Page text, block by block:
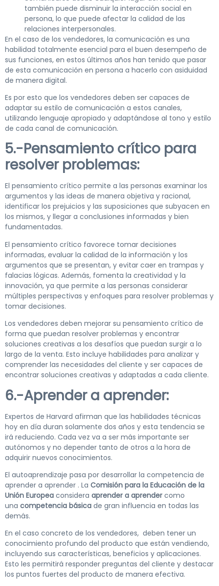
también puede disminuir la interacción social en
persona, lo que puede afectar la calidad de las
relaciones interpersonales.
En el caso de los vendedores, la comunicación es una
habilidad totalmente esencial para el buen desempeño de
sus funciones, en estos últimos años han tenido que pasar
de esta comunicación en persona a hacerlo con asiduidad
de manera digital.
Es por esto que los vendedores deben ser capaces de
adaptar su estilo de comunicación a estos canales,
utilizando lenguaje apropiado y adaptándose al tono y estilo
de cada canal de comunicación.
5.-Pensamiento crítico para
resolver problemas:
El pensamiento crítico permite a las personas examinar los
argumentos y las ideas de manera objetiva y racional,
identificar los prejuicios y las suposiciones que subyacen en
los mismos, y llegar a conclusiones informadas y bien
fundamentadas.
El pensamiento crítico favorece tomar decisiones
informadas, evaluar la calidad de la información y los
argumentos que se presentan, y evitar caer en trampas y
falacias lógicas. Además, fomenta la creatividad y la
innovación, ya que permite a las personas considerar
múltiples perspectivas y enfoques para resolver problemas y
tomar decisiones.
Los vendedores deben mejorar su pensamiento crítico de
forma que puedan resolver problemas y encontrar
soluciones creativas a los desafíos que puedan surgir a lo
largo de la venta. Esto incluye habilidades para analizar y
comprender las necesidades del cliente y ser capaces de
encontrar soluciones creativas y adaptadas a cada cliente.
6.-Aprender a aprender:
Expertos de Harvard afirman que las habilidades técnicas
hoy en día duran solamente dos años y esta tendencia se
irá reduciendo. Cada vez va a ser más importante ser
autónomos y no depender tanto de otros a la hora de
adquirir nuevos conocimientos.
El autoaprendizaje pasa por desarrollar la competencia de
aprender a aprender . La Comisión para la Educación de la
Unión Europea considera aprender a aprender como
una competencia básica de gran influencia en todas las
demás.
En el caso concreto de los vendedores, deben tener un
conocimiento profundo del producto que están vendiendo,
incluyendo sus características, beneficios y aplicaciones.
Esto les permitirá responder preguntas del cliente y destacar
los puntos fuertes del producto de manera efectiva.